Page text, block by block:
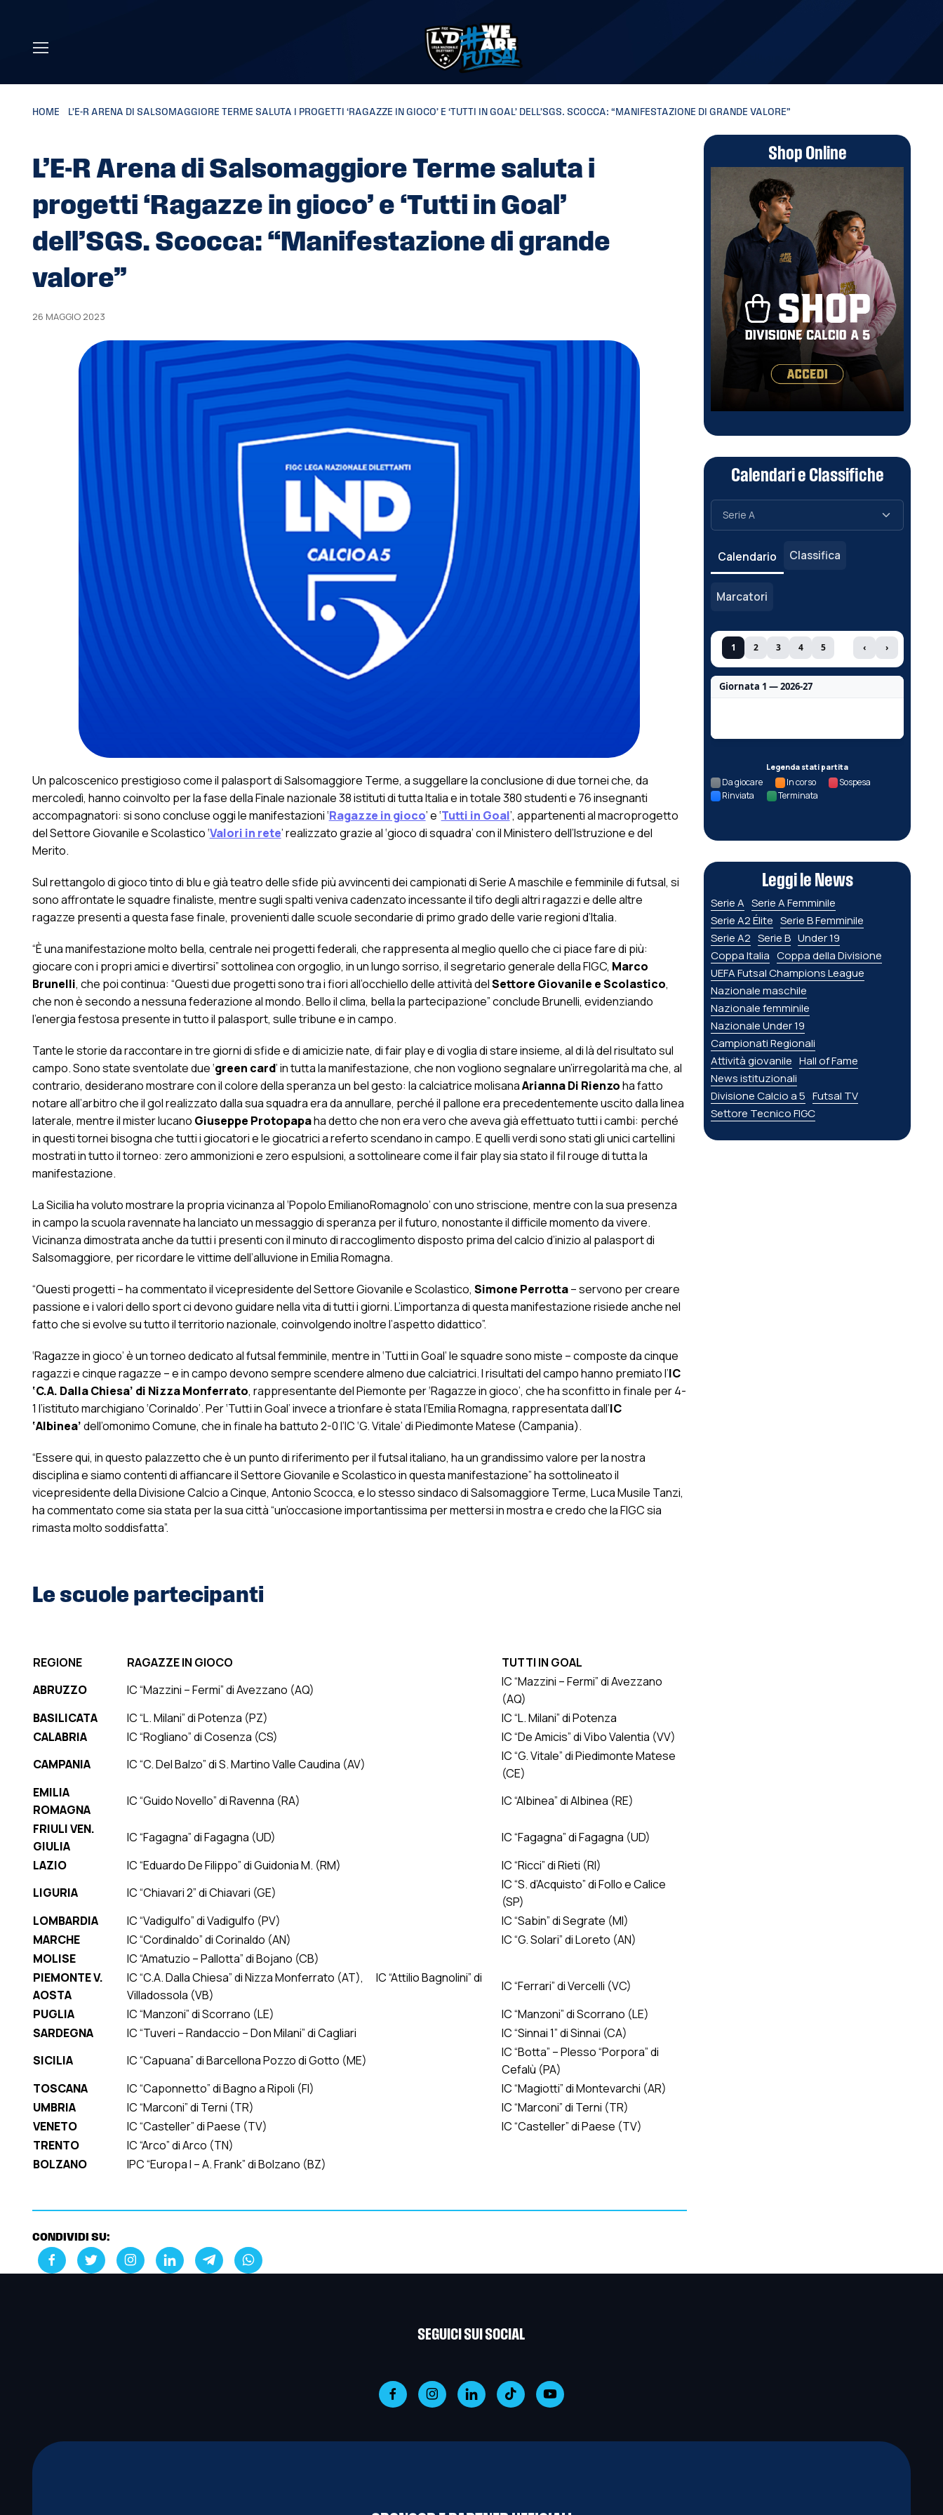
HOME L’E-R ARENA DI SALSOMAGGIORE TERME SALUTA I PROGETTI ‘RAGAZZE IN GIOCO’ E ‘TUTTI IN GOAL’ DELL’SGS. SCOCCA: “MANIFESTAZIONE DI GRANDE VALORE”
L’E-R Arena di Salsomaggiore Terme saluta i
progetti ‘Ragazze in gioco’ e ‘Tutti in Goal’
dell’SGS. Scocca: “Manifestazione di grande
valore”
26 MAGGIO 2023
Un palcoscenico prestigioso come il palasport di Salsomaggiore Terme, a suggellare la conclusione di due tornei che, da
mercoledì, hanno coinvolto per la fase della Finale nazionale 38 istituti di tutta Italia e in totale 380 studenti e 76 insegnanti
accompagnatori: si sono concluse oggi le manifestazioni ‘Ragazze in gioco’ e ‘Tutti in Goal’, appartenenti al macroprogetto
del Settore Giovanile e Scolastico ‘Valori in rete’ realizzato grazie al ‘gioco di squadra’ con il Ministero dell’Istruzione e del
Merito.
Sul rettangolo di gioco tinto di blu e già teatro delle sfide più avvincenti dei campionati di Serie A maschile e femminile di futsal, si
sono affrontate le squadre finaliste, mentre sugli spalti veniva cadenzato incessante il tifo degli altri ragazzi e delle altre
ragazze presenti a questa fase finale, provenienti dalle scuole secondarie di primo grado delle varie regioni d’Italia.
“È una manifestazione molto bella, centrale nei progetti federali, che rappresenta al meglio quello che ci piace fare di più:
giocare con i propri amici e divertirsi” sottolinea con orgoglio, in un lungo sorriso, il segretario generale della FIGC, Marco
Brunelli, che poi continua: “Questi due progetti sono tra i fiori all’occhiello delle attività delSettore Giovanile e Scolastico,
che non è secondo a nessuna federazione al mondo. Bello il clima, bella la partecipazione” conclude Brunelli, evidenziando
l’energia festosa presente in tutto il palasport, sulle tribune e in campo.
Tante le storie da raccontare in tre giorni di sfide e di amicizie nate, di fair play e di voglia di stare insieme, al di là del risultato sul
campo. Sono state sventolate due ‘green card’ in tutta la manifestazione, che non vogliono segnalare un’irregolarità ma che, al
contrario, desiderano mostrare con il colore della speranza un bel gesto: la calciatrice molisanaArianna Di Rienzoha fatto
notare all’arbitro che il gol realizzato dalla sua squadra era da annullare, perché il pallone era precedentemente uscito dalla linea
laterale, mentre il mister lucano Giuseppe Protopapaha detto che non era vero che aveva già effettuato tutti i cambi: perché
in questi tornei bisogna che tutti i giocatori e le giocatrici a referto scendano in campo. E quelli verdi sono stati gli unici cartellini
mostrati in tutto il torneo: zero ammonizioni e zero espulsioni, a sottolineare come il fair play sia stato il fil rouge di tutta la
manifestazione.
La Sicilia ha voluto mostrare la propria vicinanza al ‘Popolo EmilianoRomagnolo’ con uno striscione, mentre con la sua presenza
in campo la scuola ravennate ha lanciato un messaggio di speranza per il futuro, nonostante il difficile momento da vivere.
Vicinanza dimostrata anche da tutti i presenti con il minuto di raccoglimento disposto prima del calcio d’inizio al palasport di
Salsomaggiore, per ricordare le vittime dell’alluvione in Emilia Romagna.
“Questi progetti – ha commentato il vicepresidente del Settore Giovanile e Scolastico, Simone Perrotta– servono per creare
passione e i valori dello sport ci devono guidare nella vita di tutti i giorni. L’importanza di questa manifestazione risiede anche nel
fatto che si evolve su tutto il territorio nazionale, coinvolgendo inoltre l’aspetto didattico”.
‘Ragazze in gioco’ è un torneo dedicato al futsal femminile, mentre in ‘Tutti in Goal’ le squadre sono miste – composte da cinque
ragazzi e cinque ragazze – e in campo devono sempre scendere almeno due calciatrici. I risultati del campo hanno premiato l’IC
‘C.A. Dalla Chiesa’ di Nizza Monferrato, rappresentante del Piemonte per ‘Ragazze in gioco’, che ha sconfitto in finale per 4-
1 l’istituto marchigiano ‘Corinaldo’. Per ‘Tutti in Goal’ invece a trionfare è stata l’Emilia Romagna, rappresentata dall’IC
‘Albinea’dell’omonimo Comune, che in finale ha battuto 2-0 l’IC ‘G. Vitale’ di Piedimonte Matese (Campania).
“Essere qui, in questo palazzetto che è un punto di riferimento per il futsal italiano, ha un grandissimo valore per la nostra
disciplina e siamo contenti di affiancare il Settore Giovanile e Scolastico in questa manifestazione” ha sottolineato il
vicepresidente della Divisione Calcio a Cinque, Antonio Scocca, e lo stesso sindaco di Salsomaggiore Terme, Luca Musile Tanzi,
ha commentato come sia stata per la sua città “un’occasione importantissima per mettersi in mostra e credo che la FIGC sia
rimasta molto soddisfatta”.
Le scuole partecipanti
REGIONE RAGAZZE IN GIOCO
TUTTI IN GOAL
ABRUZZO
IC “Mazzini – Fermi” di Avezzano (AQ)
IC “Mazzini – Fermi” di Avezzano
(AQ)
BASILICATA
IC “L. Milani” di Potenza (PZ)
IC “L. Milani” di Potenza
CALABRIA
IC “Rogliano” di Cosenza (CS)
IC “De Amicis” di Vibo Valentia (VV)
CAMPANIA
IC “C. Del Balzo” di S. Martino Valle Caudina (AV)
IC “G. Vitale” di Piedimonte Matese
(CE)
EMILIA
ROMAGNA
IC “Guido Novello” di Ravenna (RA)
IC “Albinea” di Albinea (RE)
FRIULI VEN.
GIULIA
IC “Fagagna” di Fagagna (UD)
IC “Fagagna” di Fagagna (UD)
LAZIO
IC “Eduardo De Filippo” di Guidonia M. (RM)
IC “Ricci” di Rieti (RI)
LIGURIA
IC “Chiavari 2” di Chiavari (GE)
IC “S. d’Acquisto” di Follo e Calice
(SP)
LOMBARDIA
IC “Vadigulfo” di Vadigulfo (PV)
IC “Sabin” di Segrate (MI)
MARCHE
IC “Cordinaldo” di Corinaldo (AN)
IC “G. Solari” di Loreto (AN)
MOLISE
IC “Amatuzio – Pallotta” di Bojano (CB)
PIEMONTE V.
AOSTA
IC “C.A. Dalla Chiesa” di Nizza Monferrato (AT), IC “Attilio Bagnolini” di
Villadossola (VB)
IC “Ferrari” di Vercelli (VC)
PUGLIA
IC “Manzoni” di Scorrano (LE)
IC “Manzoni” di Scorrano (LE)
SARDEGNA
IC “Tuveri – Randaccio – Don Milani” di Cagliari
IC “Sinnai 1” di Sinnai (CA)
SICILIA
IC “Capuana” di Barcellona Pozzo di Gotto (ME)
IC “Botta” – Plesso “Porpora” di
Cefalù (PA)
TOSCANA
IC “Caponnetto” di Bagno a Ripoli (FI)
IC “Magiotti” di Montevarchi (AR)
UMBRIA
IC “Marconi” di Terni (TR)
IC “Marconi” di Terni (TR)
VENETO
IC “Casteller” di Paese (TV)
IC “Casteller” di Paese (TV)
TRENTO
IC “Arco” di Arco (TN)
BOLZANO
IPC “Europa I – A. Frank” di Bolzano (BZ)
CONDIVIDI SU:
Shop Online
Calendari e Classifiche
Calendario Classifica
Marcatori
1 2 3 4 5 ‹ ›
Giornata 1 — 2026-27
Legenda stati partita
Da giocare In corso
Sospesa
Rinviata
Terminata
Leggi le News
Serie A Serie A Femminile
Serie A2 Élite Serie B Femminile
Serie A2 Serie B Under 19
Coppa Italia Coppa della Divisione
UEFA Futsal Champions League
Nazionale maschile
Nazionale femminile
Nazionale Under 19
Campionati Regionali
Attività giovanile Hall of Fame
News istituzionali
Divisione Calcio a 5 Futsal TV
Settore Tecnico FIGC
SEGUICI SUI SOCIAL